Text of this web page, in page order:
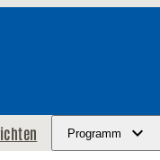
Programm